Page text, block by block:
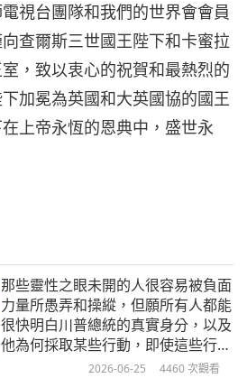
視台團隊和我們的世界會會員
向查爾斯三世國王陛下和卡蜜拉
，致以衷心的祝賀和最熱烈的
加冕為英國和大英國協的國王
上帝永恆的恩典中，盛世永
那些靈性之眼未開的人很容易被負面
力量所愚弄和操縱，但願所有人都能
很快明白川普總統的真實身分，以及
他為何採取某些行動，即使這些行動
在當時似乎對某些人不利
2026-06-25 4460次觀看